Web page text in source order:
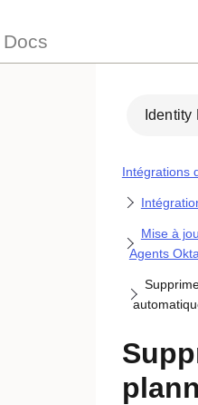
Docs
Identity
Intégrations
Mise à
Agents